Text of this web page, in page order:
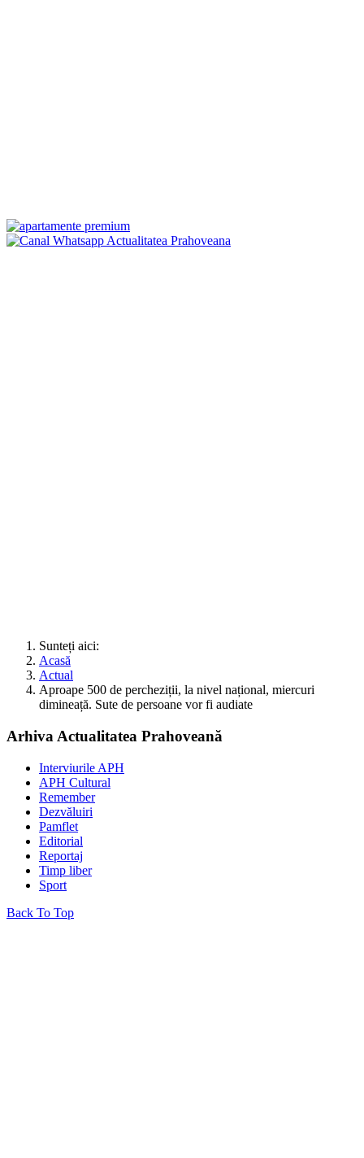
Sunteți aici:
Acasă
Actual
Aproape 500 de percheziții, la nivel național, miercuri
dimineață. Sute de persoane vor fi audiate
Arhiva Actualitatea Prahoveană
Interviurile APH
APH Cultural
Remember
Dezvăluiri
Pamflet
Editorial
Reportaj
Timp liber
Sport
Back To Top